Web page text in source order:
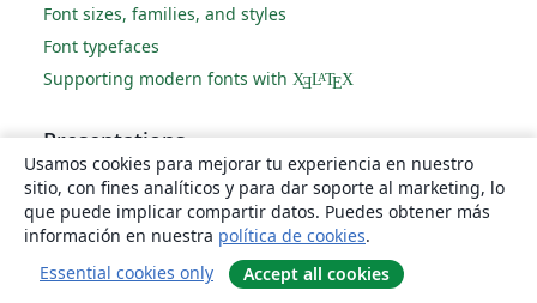
Font sizes, families, and styles
Font typefaces
Supporting modern fonts with XƎLATEX
Presentations
Beamer
Powerdot
Usamos cookies para mejorar tu experiencia en nuestro
sitio, con fines analíticos y para dar soporte al marketing, lo
que puede implicar compartir datos. Puedes obtener más
información en nuestra política de cookies.
Essential cookies only
Accept all cookies